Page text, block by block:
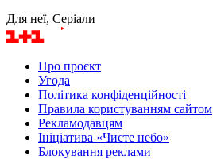
Для неї, Серіали
Про проєкт
Угода
Політика конфіденційності
Правила користуванням сайтом
Рекламодавцям
Ініціатива «Чисте небо»
Блокування реклами